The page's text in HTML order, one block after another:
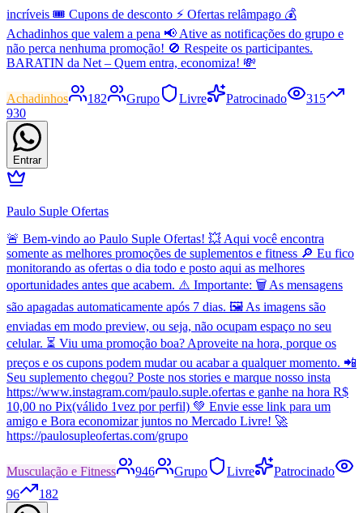
incríveis 🎟️ Cupons de desconto ⚡ Ofertas relâmpago 💰
Achadinhos que valem a pena 📢 Ative as notificações do grupo e
não perca nenhuma promoção! 🚫 Respeite os participantes.
BARATIN da Net – Quem entra, economiza! 💸
Achadinhos 182 Grupo Livre Patrocinado
315
930
Entrar
Paulo Suple Ofertas
🚨 Bem-vindo ao Paulo Suple Ofertas! 💥 Aqui você encontra
somente as melhores promoções de suplementos e fitness 🔎 Eu fico
monitorando as ofertas o dia todo e posto aqui as melhores
oportunidades antes que acabem. ⚠️ Importante: 🗑️ As mensagens
são apagadas automaticamente após 7 dias. 🖼️ As imagens são
enviadas em modo preview, ou seja, não ocupam espaço no seu
celular. ⏳ Viu uma promoção boa? Aproveite na hora, porque os
preços e os cupons podem mudar ou acabar a qualquer momento. 📲
Seu suplemento chegou? Poste nos stories e marque nosso insta
https://www.instagram.com/paulo.suple.ofertas e ganhe na hora R$
10,00 no Pix(válido 1vez por perfil) 💚 Envie esse link para um
amigo e Bora economizar juntos no Mercado Livre! 🚀
https://paulosupleofertas.com/grupo
Musculação e Fitness 946 Grupo Livre
Patrocinado
96
182